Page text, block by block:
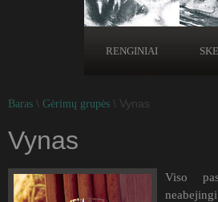
RENGINIAI
Baras \ Gėrimų grupės \ Vynas
Vynas
Viso